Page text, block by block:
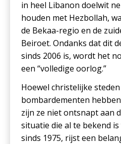
in heel Libanon doelwit
houden met Hezbollah,
de Bekaa-regio en de
Beiroet. Ondanks dat dit
sinds 2006 is, wordt het
een “volledige oorlog.”
Hoewel christelijke
bombardementen
zijn ze niet ontsnapt aan
situatie die al te bekend
sinds 1975, rijst een